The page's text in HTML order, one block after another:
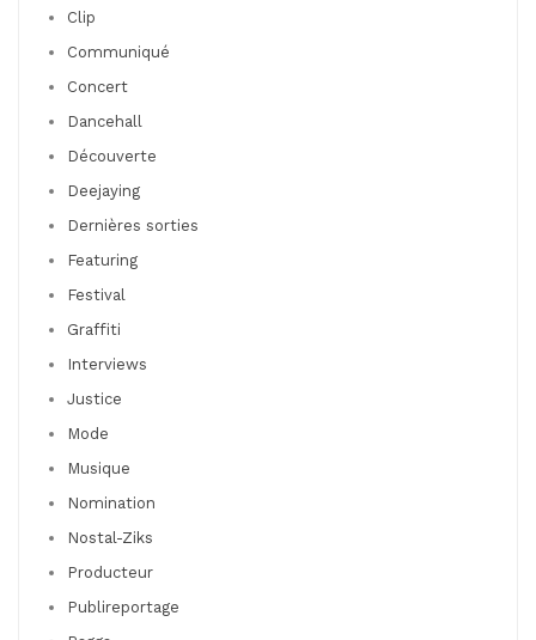
Clip
Communiqué
Concert
Dancehall
Découverte
Deejaying
Dernières sorties
Featuring
Festival
Graffiti
Interviews
Justice
Mode
Musique
Nomination
Nostal-Ziks
Producteur
Publireportage